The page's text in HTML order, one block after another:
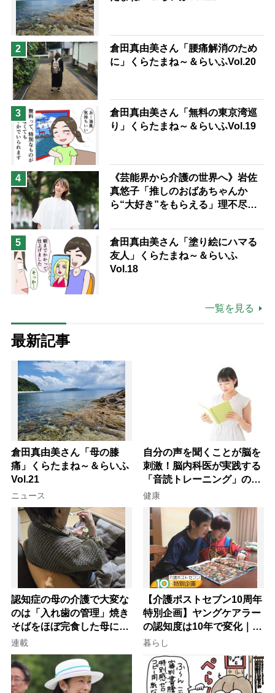
兄がボケました
予防法
2
倉田真由美さん「腰痛解消のため
に」くらたまね～＆らいふVol.20
3
倉田真由美さん「無料の東京湾巡
り」くらたまね～＆らいふVol.19
4
《芸能界から介護の世界へ》岩佐
真悠子「推しのおばあちゃんか
ら“大好き”をもらえる」理不尽さ
場は「愛おしい」
5
倉田真由美さん「塗り絵にハマる
友人」くらたまね～＆らいふ
Vol.18
一覧を見る
最新記事
倉田真由美さん「母の膝
痛」くらたまね～＆らいふ
Vol.21
ニュース
自分の声を聞くことが脳を
刺激！脳内科医が実践する
「音読トレーニング」の極
意
健康
認知症の母の介護で大変な
のは「入れ歯の管理」焼き
そばをほぼ完食した母に息
子が血の気が引いた理由
連載
【介護ポストセブン10周年
特別企画】ヤングケアラー
の認知度は10年で変化｜流
行語大賞にノミネート、法
律にも明記されたが果たし
て現在は？
暮らし